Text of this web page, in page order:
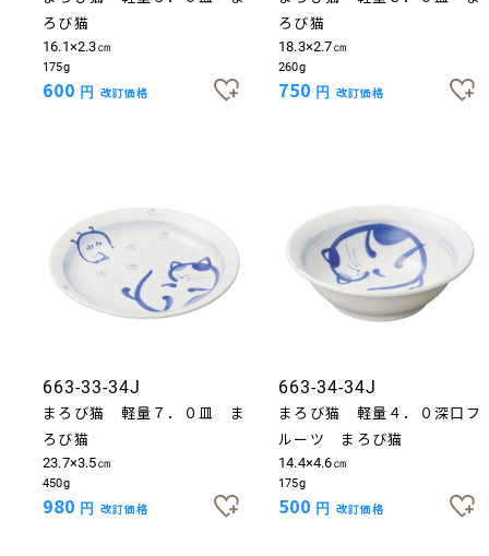
ろび猫
16.1×2.3㎝
175g
600 円 改訂価格
ろび猫
18.3×2.7㎝
260g
750 円 改訂価格
663-33-34J
まろび猫 軽量７．０皿 ま
ろび猫
23.7×3.5㎝
450g
980 円 改訂価格
663-34-34J
まろび猫 軽量４．０深口フ
ルーツ まろび猫
14.4×4.6㎝
175g
500 円 改訂価格